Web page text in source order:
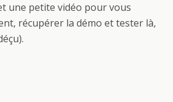
une petite vidéo pour vous
récupérer la démo et tester là,